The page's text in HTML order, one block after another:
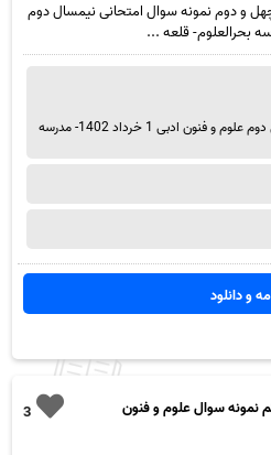
و دوم نمونه سوال امتحانی نیمسال دوم
نام کتاب: نمونه سوال امتحانی نیمسال دوم علوم و فنون ادبی 1 خرداد 1402- مدرسه
و دانلود
3
نمونه سوال علوم و فنون